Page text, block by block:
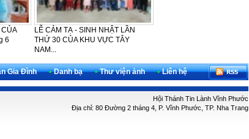
CẢM TẠ - SINH NHẬT LẦN
30 CỦA KHU VỰC TÂY
CẢM TẠ – SINH NHẬT LẦN THỨ
42 CỦA BAN PHỤ NỮ HTTL
Gia Đình • Danh bạ • Thư viện ảnh • Liên hệ
Hội Thánh Tin Lành Vĩnh Phước
Địa chỉ: 80 Đường 2 tháng 4, P. Vĩnh Phước, TP. Nha Trang